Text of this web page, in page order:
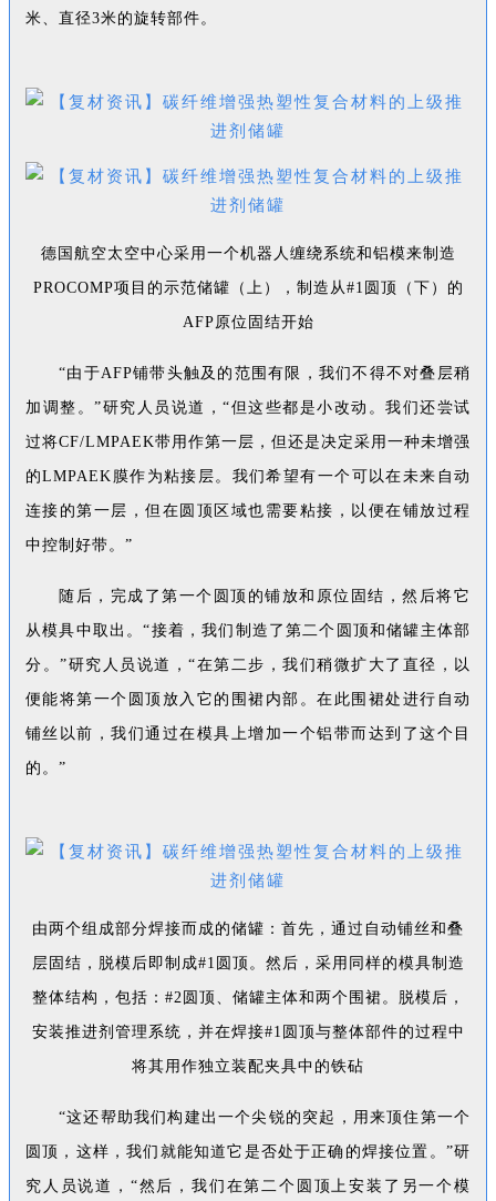
米、直径3米的旋转部件。
德国航空太空中心采用一个机器人缠绕系统和铝模来制造
PROCOMP项目的示范储罐（上），制造从#1圆顶（下）的
AFP原位固结开始
“由于AFP铺带头触及的范围有限，我们不得不对叠层稍
加调整。”研究人员说道，“但这些都是小改动。我们还尝试
过将CF/LMPAEK带用作第一层，但还是决定采用一种未增强
的LMPAEK膜作为粘接层。我们希望有一个可以在未来自动
连接的第一层，但在圆顶区域也需要粘接，以便在铺放过程
中控制好带。”
随后，完成了第一个圆顶的铺放和原位固结，然后将它
从模具中取出。“接着，我们制造了第二个圆顶和储罐主体部
分。”研究人员说道，“在第二步，我们稍微扩大了直径，以
便能将第一个圆顶放入它的围裙内部。在此围裙处进行自动
铺丝以前，我们通过在模具上增加一个铝带而达到了这个目
的。”
由两个组成部分焊接而成的储罐：首先，通过自动铺丝和叠
层固结，脱模后即制成#1圆顶。然后，采用同样的模具制造
整体结构，包括：#2圆顶、储罐主体和两个围裙。脱模后，
安装推进剂管理系统，并在焊接#1圆顶与整体部件的过程中
将其用作独立装配夹具中的铁砧
“这还帮助我们构建出一个尖锐的突起，用来顶住第一个
圆顶，这样，我们就能知道它是否处于正确的焊接位置。”研
究人员说道，“然后，我们在第二个圆顶上安装了另一个模